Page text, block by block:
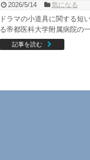
2026/5/14 気になる
ドラマの小道具に関する短
る帝都医科大学附属病院の
記事を読む